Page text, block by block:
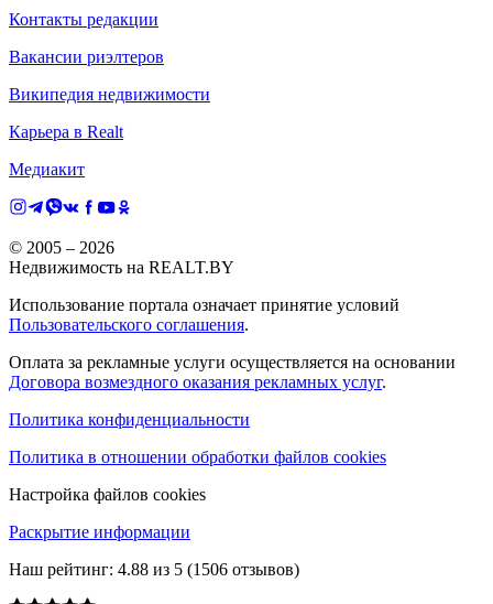
Контакты редакции
Вакансии риэлтеров
Википедия недвижимости
Карьера в Realt
Медиакит
© 2005 – 2026
Недвижимость на REALT.BY
Использование портала означает принятие условий
Пользовательского соглашения.
Оплата за рекламные услуги осуществляется на основании
Договора возмездного оказания рекламных услуг.
Политика конфиденциальности
Политика в отношении обработки файлов cookies
Настройка файлов cookies
Раскрытие информации
Наш рейтинг: 4.88 из 5 (1506 отзывов)